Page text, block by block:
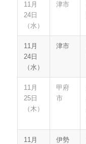
11月
24日
（水）
津市
11月
24日
（水）
津市
11月
25日
（木）
甲府
市
11月
伊勢